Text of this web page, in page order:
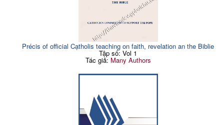
Précis of official Cạtholis teaching on faith, revelation an the Biblie
Tập số: Vol 1
Tác giả: Many Authors